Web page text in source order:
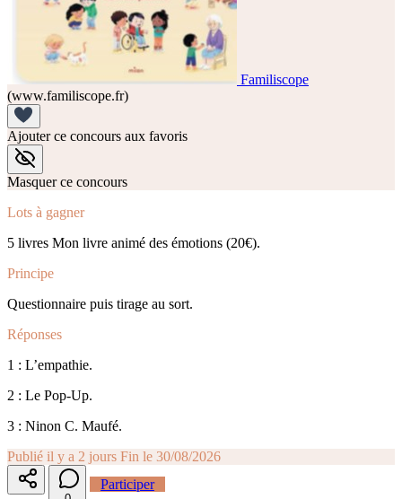
Familiscope
(www.familiscope.fr)
Ajouter ce concours aux favoris
Masquer ce concours
Lots à gagner
5 livres Mon livre animé des émotions (20€).
Principe
Questionnaire puis tirage au sort.
Réponses
1 : L’empathie.
2 : Le Pop-Up.
3 : Ninon C. Maufé.
Publié il y a 2 jours Fin le 30/08/2026
Participer